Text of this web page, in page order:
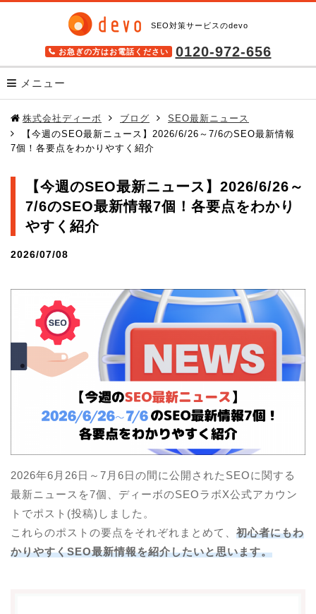
SEO対策サービスのdevo
お急ぎの方はお電話ください 0120-972-656
メニュー
サービス
SEOツール キーワードファインダー
格安SEOサービス SEO Pack
高機能SEOツール seodoor(セオドア)
導入事例
SEOを学ぶ
SEOとは？
SEOラボ(SEOの基礎と対策)
AI×SEO(AISEOの基礎と対策)
SEOセミナー
業種別SEOガイド
SEOのよくある質問
ブログ
SEO最新ニュース
株式会社ディーボ ブログ
SEO最新ニュース
【今週のSEO最新ニュース】2026/6/26～7/6のSEO最新情報
7個！各要点をわかりやすく紹介
【今週のSEO最新ニュース】2026/6/26～
7/6のSEO最新情報7個！各要点をわかり
やすく紹介
2026/07/08
2026年6月26日～7月6日の間に公開されたSEOに関する
最新ニュースを7個、ディーボのSEOラボX公式アカウン
トでポスト(投稿)しました。
これらのポストの要点をそれぞれまとめて、 初心者にもわ
かりやすくSEO最新情報を紹介したいと思います。